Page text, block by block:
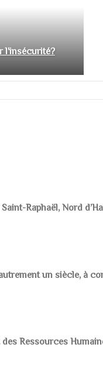
l'insécurité?
Raphaël, Nord
un siècle, à
Ressources